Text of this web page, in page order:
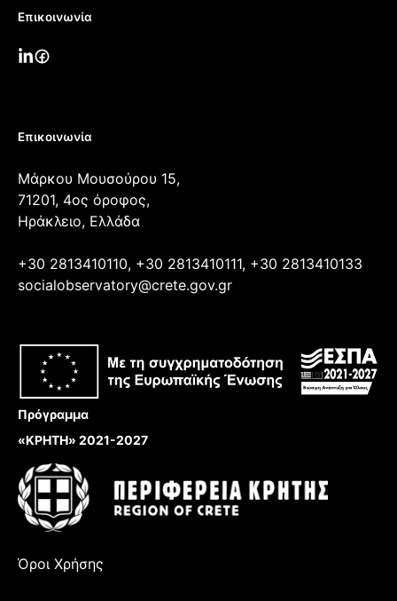
Επικοινωνία
Επικοινωνία
Μάρκου Μουσούρου 15,
71201, 4ος όροφος,
Ηράκλειο, Ελλάδα
+30 2813410110, +30 2813410111, +30 2813410133
socialobservatory@crete.gov.gr
Πρόγραμμα
«ΚΡΗΤΗ» 2021-2027
Όροι Χρήσης